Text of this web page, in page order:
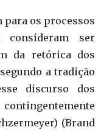
para os processos
ser
da retórica dos
a tradição
discurso dos
(Brand